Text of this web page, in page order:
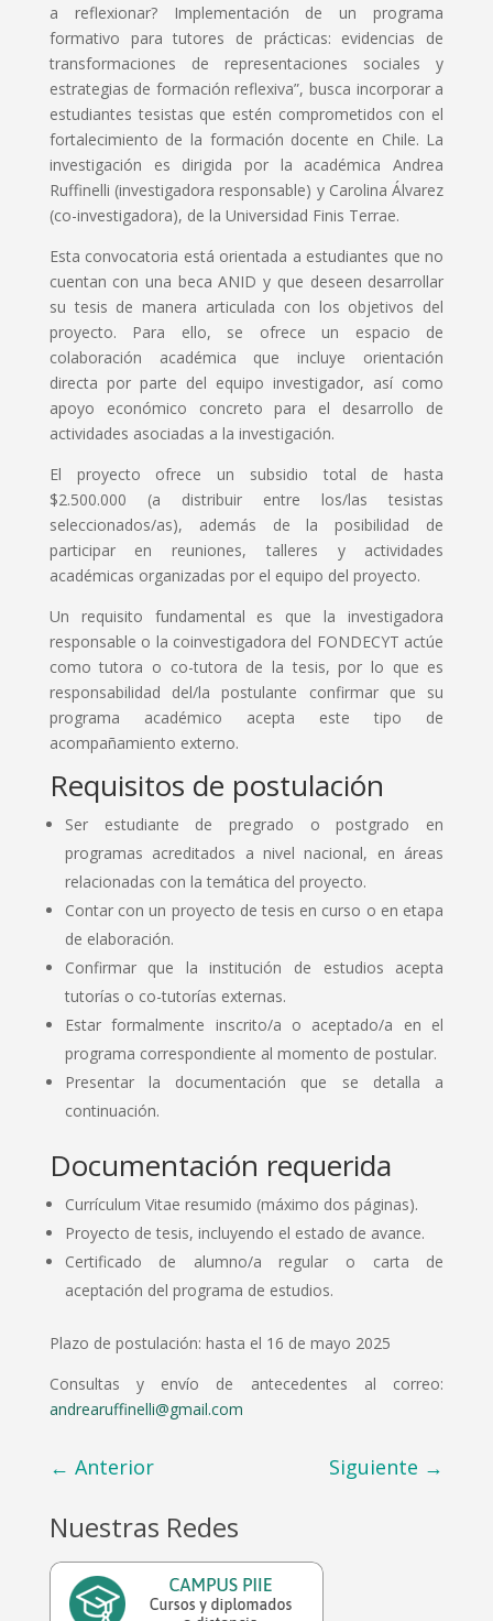
a reflexionar? Implementación de un programa
formativo para tutores de prácticas: evidencias de
transformaciones de representaciones sociales y
estrategias de formación reflexiva”, busca incorporar a
estudiantes tesistas que estén comprometidos con el
fortalecimiento de la formación docente en Chile. La
investigación es dirigida por la académica Andrea
Ruffinelli (investigadora responsable) y Carolina Álvarez
(co-investigadora), de la Universidad Finis Terrae.
Esta convocatoria está orientada a estudiantes que no
cuentan con una beca ANID y que deseen desarrollar
su tesis de manera articulada con los objetivos del
proyecto. Para ello, se ofrece un espacio de
colaboración académica que incluye orientación
directa por parte del equipo investigador, así como
apoyo económico concreto para el desarrollo de
actividades asociadas a la investigación.
El proyecto ofrece un subsidio total de hasta
$2.500.000 (a distribuir entre los/las tesistas
seleccionados/as), además de la posibilidad de
participar en reuniones, talleres y actividades
académicas organizadas por el equipo del proyecto.
Un requisito fundamental es que la investigadora
responsable o la coinvestigadora del FONDECYT actúe
como tutora o co-tutora de la tesis, por lo que es
responsabilidad del/la postulante confirmar que su
programa académico acepta este tipo de
acompañamiento externo.
Requisitos de postulación
Ser estudiante de pregrado o postgrado en
programas acreditados a nivel nacional, en áreas
relacionadas con la temática del proyecto.
Contar con un proyecto de tesis en curso o en etapa
de elaboración.
Confirmar que la institución de estudios acepta
tutorías o co-tutorías externas.
Estar formalmente inscrito/a o aceptado/a en el
programa correspondiente al momento de postular.
Presentar la documentación que se detalla a
continuación.
Documentación requerida
Currículum Vitae resumido (máximo dos páginas).
Proyecto de tesis, incluyendo el estado de avance.
Certificado de alumno/a regular o carta de
aceptación del programa de estudios.
Plazo de postulación: hasta el 16 de mayo 2025
Consultas y envío de antecedentes al correo:
andrearuffinelli@gmail.com
← Anterior Siguiente →
Nuestras Redes